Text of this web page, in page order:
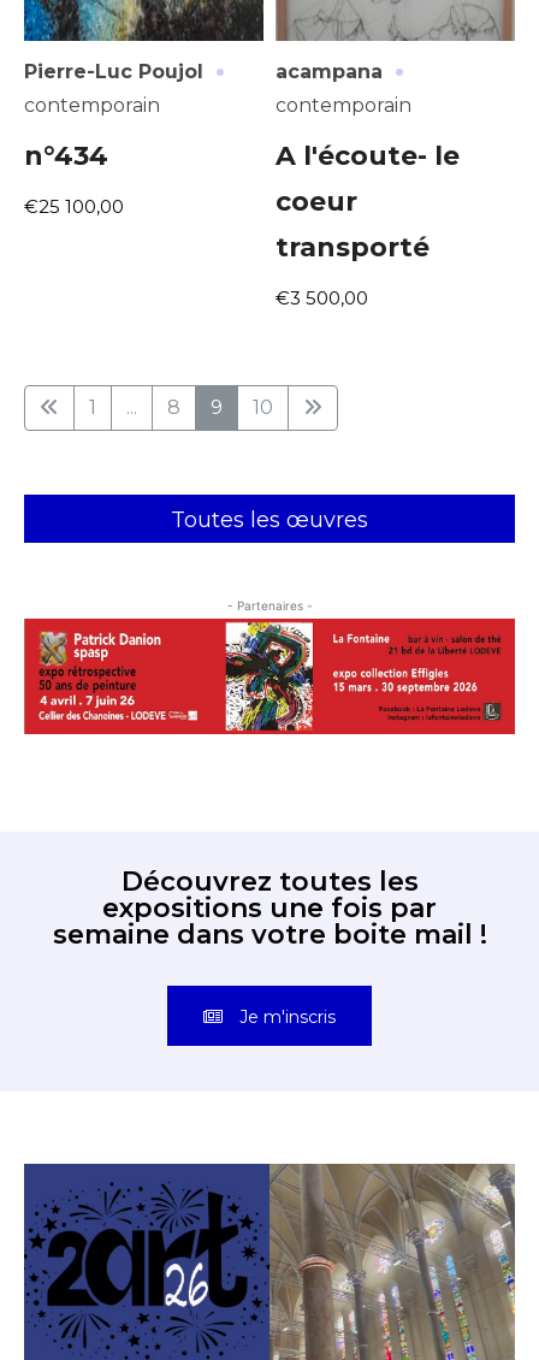
Pierre-Luc Poujol ·
contemporain
n°434
€25 100,00
acampana ·
contemporain
A l'écoute- le
coeur
transporté
€3 500,00
1 ... 8 9 10
Toutes les œuvres
- Partenaires -
semaine dans votre boite mail !